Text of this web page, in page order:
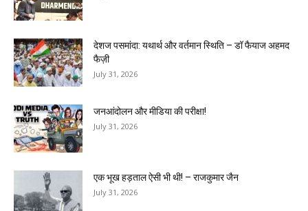
देशज पसमांदा: यथार्थ और वर्तमान स्थिति – डॉ फैयाज अहमद
फैज़ी
July 31, 2026
जनआंदोलन और मीडिया की परीक्षा!
July 31, 2026
एक भूख हड़ताल ‌ऐसी भी थी! – राजकुमार जैन
July 31, 2026